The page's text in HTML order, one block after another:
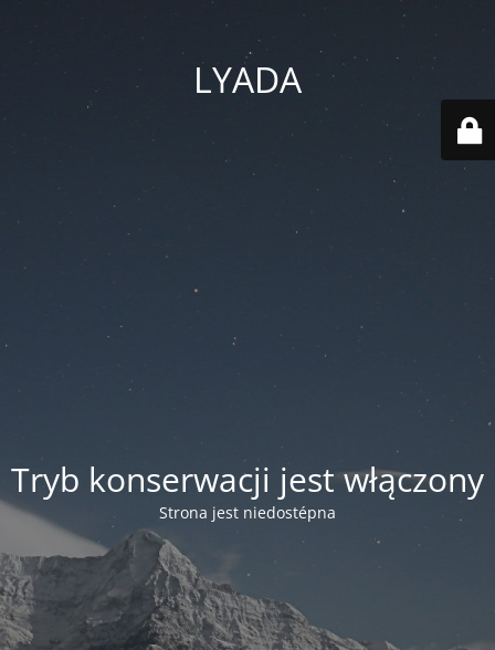
LYADA
Tryb konserwacji jest włączony
Strona jest niedostépna